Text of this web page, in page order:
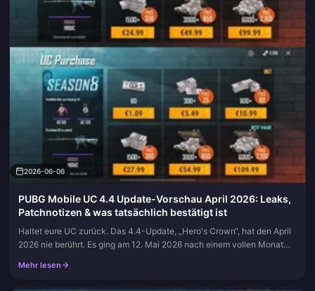
2026-06-06
PUBG Mobile UC 4.4 Update-Vorschau April 2026: Leaks,
Patchnotizen & was tatsächlich bestätigt ist
Haltet eure UC zurück. Das 4.4-Update, „Hero's Crown“, hat den April
2026 nie berührt. Es ging am 12. Mai 2026 nach einem vollen Monat
Mehr lesen